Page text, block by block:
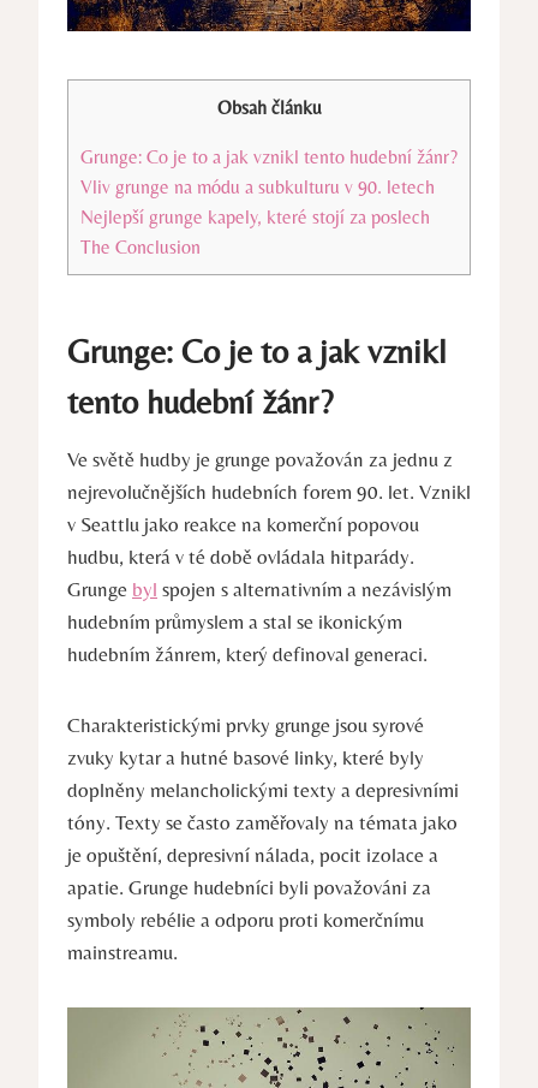
Obsah článku
Grunge:‌ Co je to a jak vznikl tento‌ hudební žánr?
Vliv grunge na módu a subkulturu v⁣ 90. ‌letech
Nejlepší⁢ grunge kapely, které stojí​ za poslech
The Conclusion
Grunge:‌ Co je to a jak vznikl
tento‌ hudební žánr?
Ve světě hudby je grunge považován za jednu z
nejrevolučnějších⁢ hudebních⁤ forem 90.‍ let. Vznikl
v Seattlu jako reakce na komerční​ popovou
hudbu, která v ⁢té době⁣ ovládala hitparády.
Grunge byl spojen s alternativním a nezávislým
hudebním průmyslem a‍ stal ‌se ikonickým
hudebním žánrem, ‍který definoval generaci.
Charakteristickými​ prvky⁤ grunge jsou syrové
‌zvuky ⁣kytar a hutné basové linky, ⁣které byly
‌doplněny melancholickými‍ texty ⁤a depresivními
tóny. Texty se často zaměřovaly na témata jako
je opuštění,‌ depresivní nálada, pocit izolace ⁤a
apatie. Grunge hudebníci byli‌ považováni za
symboly ⁢rebélie a odporu proti komerčnímu
mainstreamu.